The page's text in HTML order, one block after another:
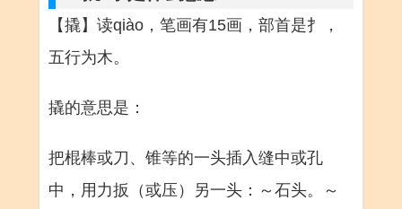
【撬】读qiào，笔画有15画，部首是扌，
五行为木。
撬的意思是：
把棍棒或刀、锥等的一头插入缝中或孔
中，用力扳（或压）另一头：～石头。～